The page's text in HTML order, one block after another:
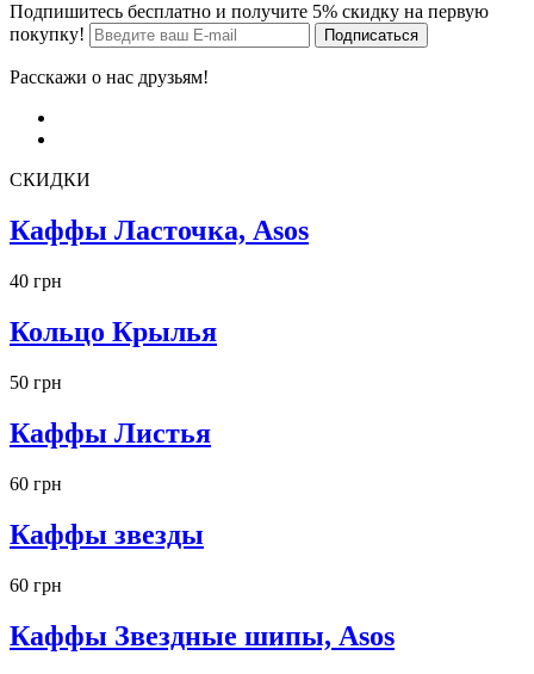
Подпишитесь бесплатно и получите 5% скидку на первую
покупку!
Расскажи о нас друзьям!
СКИДКИ
Каффы Ласточка, Asos
40 грн
Кольцо Крылья
50 грн
Каффы Листья
60 грн
Каффы звезды
60 грн
Каффы Звездные шипы, Asos